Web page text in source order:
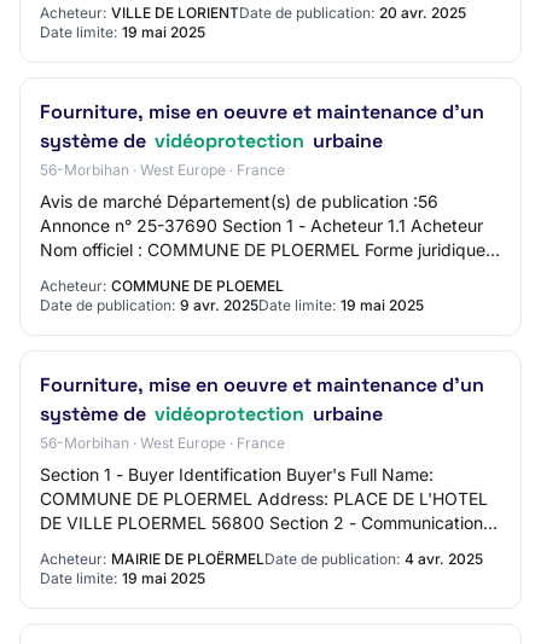
Acheteur: VILLE DE LORIENTDate de publication: 20 avr. 2025
Date limite: 19 mai 2025
Fourniture, mise en oeuvre et maintenance d'un
système de vidéoprotection urbaine
56-Morbihan · West Europe · France
Avis de marché Département(s) de publication :56
Annonce n° 25-37690 Section 1 - Acheteur 1.1 Acheteur
Nom officiel : COMMUNE DE PLOERMEL Forme juridique
Acheteur: COMMUNE DE PLOEMEL
Date de publication: 9 avr. 2025Date limite: 19 mai 2025
Fourniture, mise en oeuvre et maintenance d'un
système de vidéoprotection urbaine
56-Morbihan · West Europe · France
Section 1 - Buyer Identification Buyer's Full Name:
COMMUNE DE PLOERMEL Address: PLACE DE L'HOTEL
DE VILLE PLOERMEL 56800 Section 2 - Communication
Contact Name: N/C Contact Email Address:
commandepu…
Acheteur: MAIRIE DE PLOËRMELDate de publication: 4 avr. 2025
Date limite: 19 mai 2025